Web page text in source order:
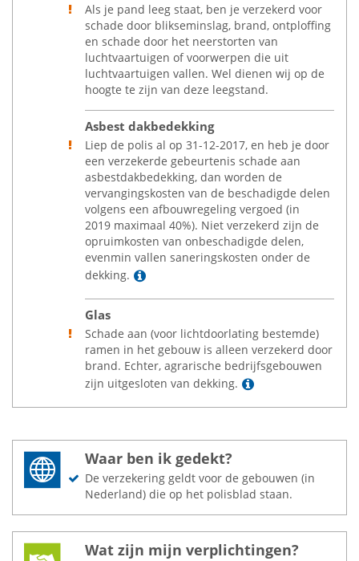
Als je pand leeg staat, ben je verzekerd voor
schade door blikseminslag, brand, ontploffing
en schade door het neerstorten van
luchtvaartuigen of voorwerpen die uit
luchtvaartuigen vallen. Wel dienen wij op de
hoogte te zijn van deze leegstand.
Asbest dakbedekking
Liep de polis al op 31-12-2017, en heb je door
een verzekerde gebeurtenis schade aan
asbestdakbedekking, dan worden de
vervangingskosten van de beschadigde delen
volgens een afbouwregeling vergoed (in
2019 maximaal 40%). Niet verzekerd zijn de
opruimkosten van onbeschadigde delen,
evenmin vallen saneringskosten onder de
dekking.
Lees meer
Glas
Schade aan (voor lichtdoorlating bestemde)
ramen in het gebouw is alleen verzekerd door
brand. Echter, agrarische bedrijfsgebouwen
zijn uitgesloten van dekking.
Lees meer
Waar ben ik gedekt?
De verzekering geldt voor de gebouwen (in
Nederland) die op het polisblad staan.
Wat zijn mijn verplichtingen?